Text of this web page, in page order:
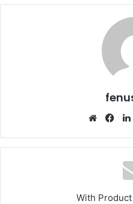
Web
With